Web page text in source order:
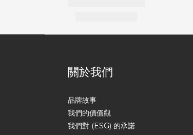
關於我們
品牌故事
我們的價值觀
我們對 (ESG) 的承諾